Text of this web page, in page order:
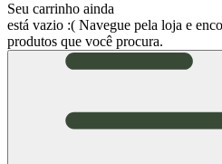
Seu carrinho ainda
está vazio :( Navegue pela loja e
produtos que você procura.